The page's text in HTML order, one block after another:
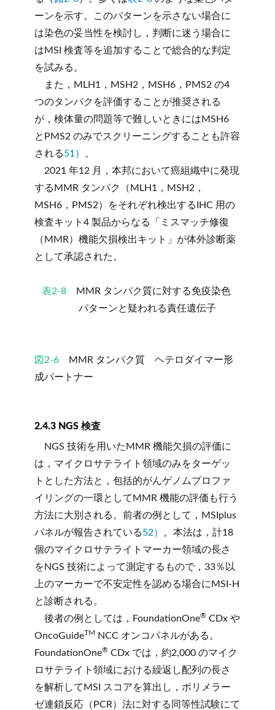
ーンを示す。このパターンを示さない場合に
は染色の妥当性を検討し，判断に迷う場合に
はMSI 検査等を追加することで総合的な判定
を試みる。
また，MLH1，MSH2，MSH6，PMS2 の4
つのタンパクを評価することが推奨される
が，検体量の問題等で難しいときにはMSH6
とPMS2 のみでスクリーニングすることも許容
される51）
。
2021 年12 月，本邦において癌組織中に発現
するMMR タンパク（MLH1，MSH2，
MSH6，PMS2）をそれぞれ検出するIHC 用の
検査キット4 製品からなる「ミスマッチ修復
（MMR）機能欠損検出キット」が体外診断薬
として承認された。
表2-8MMR タンパク質に対する免疫染色
パターンと疑われる責任遺伝子
図2-6 MMR タンパク質 ヘテロダイマー形
成パートナー
2.4.3 NGS 検査
NGS 技術を用いたMMR 機能欠損の評価に
は，マイクロサテライト領域のみをターゲッ
トとした方法と，包括的がんゲノムプロファ
イリングの一環としてMMR 機能の評価も行う
方法に大別される。前者の例として，MSIplus
パネルが報告されている52）
。本法は，計18
個のマイクロサテライトマーカー領域の長さ
をNGS 技術によって測定するもので，33％以
上のマーカーで不安定性を認める場合にMSI-H
と診断される。
後者の例としては，FoundationOne® CDx や
OncoGuideTM NCC オンコパネルがある。
FoundationOne® CDx では，約2,000 のマイク
ロサテライト領域における繰返し配列の長さ
を解析してMSI スコアを算出し，ポリメラー
ゼ連鎖反応（PCR）法に対する同等性試験にて